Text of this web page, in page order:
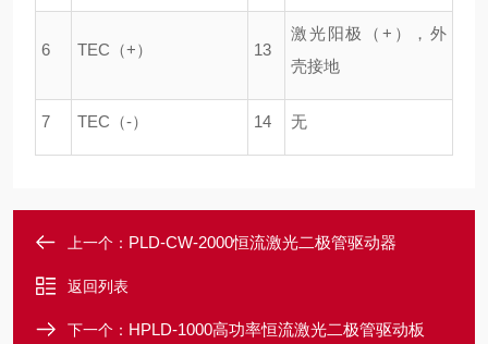
6 TEC（+） 13
激光阳极（+），外
壳接地
7 TEC（-） 14 无
上一个： PLD-CW-2000恒流激光二极管驱动器
返回列表
下一个： HPLD-1000高功率恒流激光二极管驱动板